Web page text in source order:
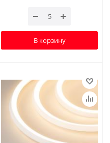
В корзину